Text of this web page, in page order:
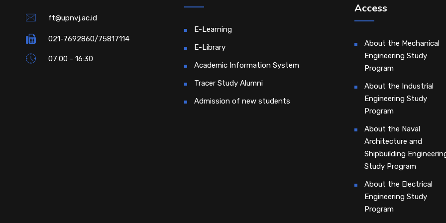
ft@upnvj.ac.id
021-7692860/75817114
07:00 - 16:30
E-Learning
E-Library
Academic Information System
Tracer Study Alumni
Admission of new students
Access
About the Mechanical
Engineering Study
Program
About the Industrial
Engineering Study
Program
About the Naval
Architecture and
Shipbuilding
Study Program
About the Electrical
Engineering Study
Program